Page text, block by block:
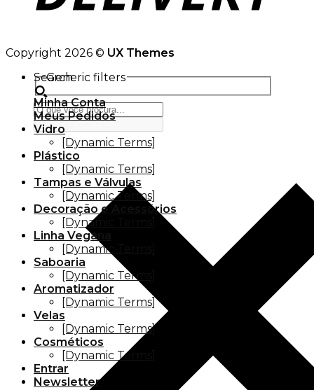
Copyright 2026 © UX Themes
Search
Generic filters
Minha Conta
Meus Pedidos
Vidro
[Dynamic Terms]
Plástico
[Dynamic Terms]
Tampas e Válvulas
[Dynamic Terms]
Decoração e Acessórios
[Dynamic Terms]
Linha Vegana
[Dynamic Terms]
Saboaria
[Dynamic Terms]
Aromatizador
[Dynamic Terms]
Velas
[Dynamic Terms]
Cosméticos
[Dynamic Terms]
Entrar
Newsletter